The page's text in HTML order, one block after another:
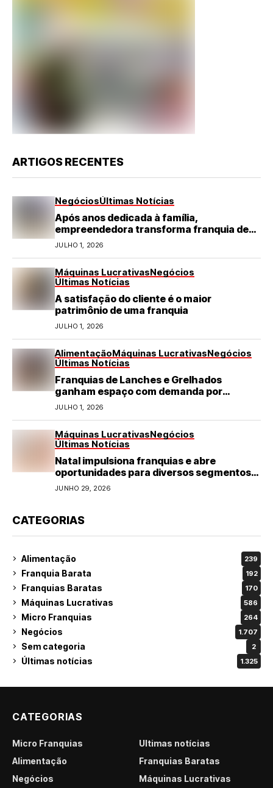
ARTIGOS RECENTES
NegóciosÚltimas Notícias
Após anos dedicada à família,
empreendedora transforma franquia de
turismo em negócio de destaque no RN
JULHO 1, 2026
Máquinas LucrativasNegócios
Últimas Notícias
A satisfação do cliente é o maior
patrimônio de uma franquia
JULHO 1, 2026
AlimentaçãoMáquinas LucrativasNegócios
Últimas Notícias
Franquias de Lanches e Grelhados
ganham espaço com demanda por
refeições rápidas e de qualidade
JULHO 1, 2026
Máquinas LucrativasNegócios
Últimas Notícias
Natal impulsiona franquias e abre
oportunidades para diversos segmentos
do varejo
JUNHO 29, 2026
CATEGORIAS
Alimentação 239
Franquia Barata 192
Franquias Baratas 170
Máquinas Lucrativas 586
Micro Franquias 264
Negócios 1.707
Sem categoria 2
Últimas notícias 1.325
CATEGORIAS
Micro Franquias
Últimas notícias
Alimentação
Franquias Baratas
Negócios
Máquinas Lucrativas